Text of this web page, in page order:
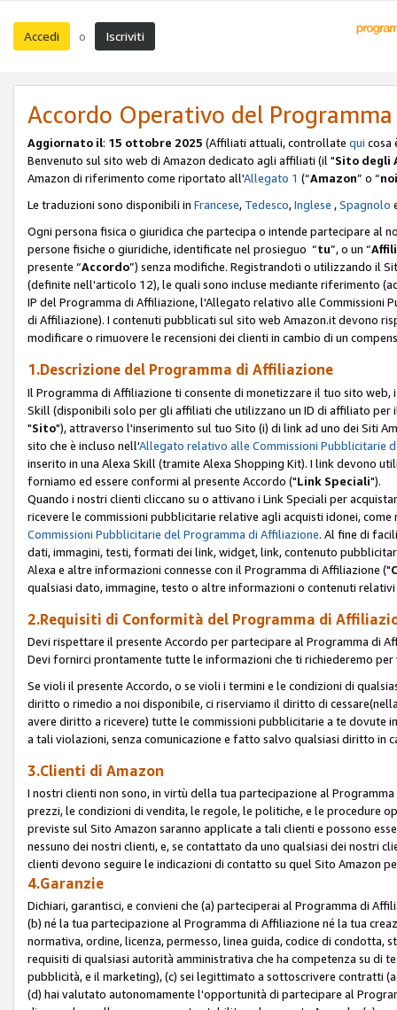
Accedi o Iscriviti
Accordo Operativo del
Aggiornato il: 15 ottobre 2025 (Affiliati attuali, controllate qui cosa
Benvenuto sul sito web di Amazon dedicato agli affiliati (il "Sito degli
Amazon di riferimento come riportato all'Allegato 1 (“Amazon” o “noi
Le traduzioni sono disponibili in Francese, Tedesco,Inglese ,Spagnolo
Ogni persona fisica o giuridica che partecipa o intende partecipare al
persone fisiche o giuridiche, identificate nel prosieguo “tu”, o un “
presente “Accordo”) senza modifiche. Registrandoti o utilizzando il
(definite nell'articolo 12), le quali sono incluse mediante riferimento
IP del Programma di Affiliazione, l'Allegato relativo alle Commissioni
di Affiliazione). I contenuti pubblicati sul sito web Amazon.it devono
modificare o rimuovere le recensioni dei clienti in cambio di un
1.Descrizione del Programma di Affiliazione
Il Programma di Affiliazione ti consente di monetizzare il tuo sito
Skill (disponibili solo per gli affiliati che utilizzano un ID di affiliato per
"Sito"), attraverso l'inserimento sul tuo Sito (i) di link ad uno dei Siti
sito che è incluso nell'Allegato relativo alle Commissioni Pubblicitarie
inserito in una Alexa Skill (tramite Alexa Shopping Kit). I link devono
forniamo ed essere conformi al presente Accordo ("Link Speciali").
Quando i nostri clienti cliccano su o attivano i Link Speciali per
ricevere le commissioni pubblicitarie relative agli acquisti idonei,
Commissioni Pubblicitarie del Programma di Affiliazione. Al fine di
dati, immagini, testi, formati dei link, widget, link, contenuto
Alexa e altre informazioni connesse con il Programma di Affiliazione ("
qualsiasi dato, immagine, testo o altre informazioni o contenuti
2.Requisiti di Conformità del Programma di
Devi rispettare il presente Accordo per partecipare al Programma di
Devi fornirci prontamente tutte le informazioni che ti richiederemo
Se violi il presente Accordo, o se violi i termini e le condizioni di
diritto o rimedio a noi disponibile, ci riserviamo il diritto di
avere diritto a ricevere) tutte le commissioni pubblicitarie a te dovute
a tali violazioni, senza comunicazione e fatto salvo qualsiasi diritto in
3.Clienti di Amazon
I nostri clienti non sono, in virtù della tua partecipazione al
prezzi, le condizioni di vendita, le regole, le politiche, e le procedure
previste sul Sito Amazon saranno applicate a tali clienti e possono
nessuno dei nostri clienti, e, se contattato da uno qualsiasi dei nostri
clienti devono seguire le indicazioni di contatto su quel Sito Amazon
4.Garanzie
Dichiari, garantisci, e convieni che (a) parteciperai al Programma di
(b) né la tua partecipazione al Programma di Affiliazione né la tua
normativa, ordine, licenza, permesso, linea guida, codice di
requisiti di qualsiasi autorità amministrativa che ha competenza su di
pubblicità, e il marketing), (c) sei legittimato a sottoscrivere contratti
(d) hai valutato autonomamente l'opportunità di partecipare al